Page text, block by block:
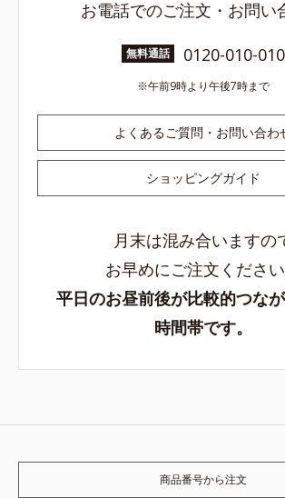
お電話でのご注文・お問い
無料通話 0120-010-010
午前9時より午後7時まで
よくあるご質問・お問い合わ
ショッピングガイド
月末は混み合いますの
お早めにご注文ください
平日のお昼前後が比較的つな
時間帯です。
商品番号から注文